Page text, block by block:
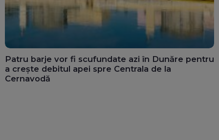
Patru barje vor fi scufundate azi în Dunăre pentru
a crește debitul apei spre Centrala de la
Cernavodă